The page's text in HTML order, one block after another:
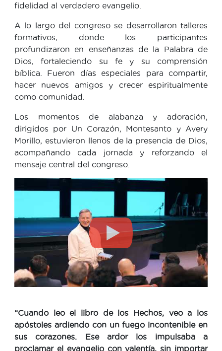
fidelidad al verdadero evangelio.
A lo largo del congreso se desarrollaron talleres
formativos, donde los participantes
profundizaron en enseñanzas de la Palabra de
Dios, fortaleciendo su fe y su comprensión
bíblica. Fueron días especiales para compartir,
hacer nuevos amigos y crecer espiritualmente
como comunidad.
Los momentos de alabanza y adoración,
dirigidos por Un Corazón, Montesanto y Avery
Morillo, estuvieron llenos de la presencia de Dios,
acompañando cada jornada y reforzando el
mensaje central del congreso.
“Cuando leo el libro de los Hechos, veo a los
apóstoles ardiendo con un fuego incontenible en
sus corazones. Ese ardor los impulsaba a
proclamar el evangelio con valentía, sin importar